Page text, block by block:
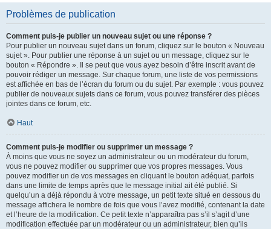
Problèmes de publication
Comment puis-je publier un nouveau sujet ou une réponse ?
Pour publier un nouveau sujet dans un forum, cliquez sur le bouton « Nouveau
sujet ». Pour publier une réponse à un sujet ou un message, cliquez sur le
bouton « Répondre ». Il se peut que vous ayez besoin d’être inscrit avant de
pouvoir rédiger un message. Sur chaque forum, une liste de vos permissions
est affichée en bas de l’écran du forum ou du sujet. Par exemple : vous pouvez
publier de nouveaux sujets dans ce forum, vous pouvez transférer des pièces
jointes dans ce forum, etc.
Haut
Comment puis-je modifier ou supprimer un message ?
À moins que vous ne soyez un administrateur ou un modérateur du forum,
vous ne pouvez modifier ou supprimer que vos propres messages. Vous
pouvez modifier un de vos messages en cliquant le bouton adéquat, parfois
dans une limite de temps après que le message initial ait été publié. Si
quelqu’un a déjà répondu à votre message, un petit texte situé en dessous du
message affichera le nombre de fois que vous l’avez modifié, contenant la date
et l’heure de la modification. Ce petit texte n’apparaîtra pas s’il s’agit d’une
modification effectuée par un modérateur ou un administrateur, bien qu’ils